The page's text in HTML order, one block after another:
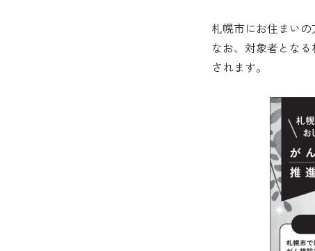
札幌市にお住まい
なお、対象者とな
されます。